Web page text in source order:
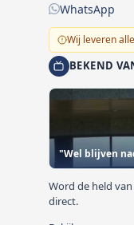
WhatsApp
Wij leveren
BEKEND
"Wel blijven
Word de held
direct.